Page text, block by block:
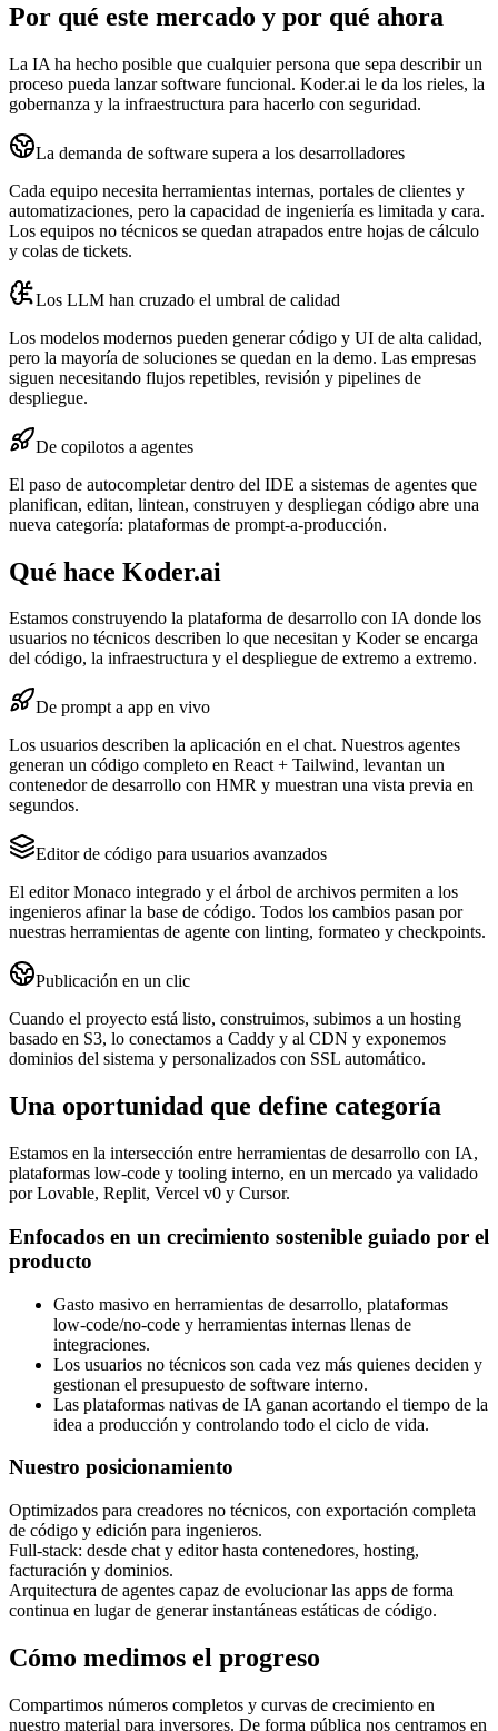
Por qué este mercado y por qué ahora
La IA ha hecho posible que cualquier persona que sepa describir un
proceso pueda lanzar software funcional. Koder.ai le da los rieles, la
gobernanza y la infraestructura para hacerlo con seguridad.
La demanda de software supera a los desarrolladores
Cada equipo necesita herramientas internas, portales de clientes y
automatizaciones, pero la capacidad de ingeniería es limitada y cara.
Los equipos no técnicos se quedan atrapados entre hojas de cálculo
y colas de tickets.
Los LLM han cruzado el umbral de calidad
Los modelos modernos pueden generar código y UI de alta calidad,
pero la mayoría de soluciones se quedan en la demo. Las empresas
siguen necesitando flujos repetibles, revisión y pipelines de
despliegue.
De copilotos a agentes
El paso de autocompletar dentro del IDE a sistemas de agentes que
planifican, editan, lintean, construyen y despliegan código abre una
nueva categoría: plataformas de prompt‑a‑producción.
Qué hace Koder.ai
Estamos construyendo la plataforma de desarrollo con IA donde los
usuarios no técnicos describen lo que necesitan y Koder se encarga
del código, la infraestructura y el despliegue de extremo a extremo.
De prompt a app en vivo
Los usuarios describen la aplicación en el chat. Nuestros agentes
generan un código completo en React + Tailwind, levantan un
contenedor de desarrollo con HMR y muestran una vista previa en
segundos.
Editor de código para usuarios avanzados
El editor Monaco integrado y el árbol de archivos permiten a los
ingenieros afinar la base de código. Todos los cambios pasan por
nuestras herramientas de agente con linting, formateo y checkpoints.
Publicación en un clic
Cuando el proyecto está listo, construimos, subimos a un hosting
basado en S3, lo conectamos a Caddy y al CDN y exponemos
dominios del sistema y personalizados con SSL automático.
Una oportunidad que define categoría
Estamos en la intersección entre herramientas de desarrollo con IA,
plataformas low‑code y tooling interno, en un mercado ya validado
por Lovable, Replit, Vercel v0 y Cursor.
Enfocados en un crecimiento sostenible guiado por el
producto
Gasto masivo en herramientas de desarrollo, plataformas
low‑code/no‑code y herramientas internas llenas de
integraciones.
Los usuarios no técnicos son cada vez más quienes deciden y
gestionan el presupuesto de software interno.
Las plataformas nativas de IA ganan acortando el tiempo de la
idea a producción y controlando todo el ciclo de vida.
Nuestro posicionamiento
Optimizados para creadores no técnicos, con exportación completa
de código y edición para ingenieros.
Full‑stack: desde chat y editor hasta contenedores, hosting,
facturación y dominios.
Arquitectura de agentes capaz de evolucionar las apps de forma
continua en lugar de generar instantáneas estáticas de código.
Cómo medimos el progreso
Compartimos números completos y curvas de crecimiento en
nuestro material para inversores. De forma pública nos centramos en